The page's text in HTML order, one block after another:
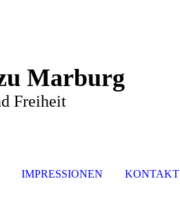
Marburg
Freiheit
IMPRESSIONEN KONTAKT